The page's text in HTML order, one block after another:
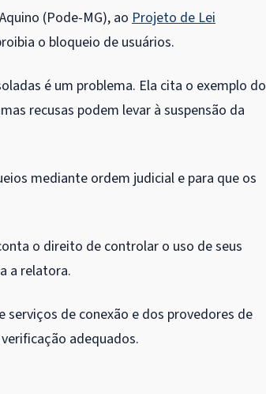
(Pode-MG), ao Projeto de Lei
o bloqueio de usuários.
é um problema. Ela cita o exemplo do
recusas podem levar à suspensão da
mediante ordem judicial e para que os
o direito de controlar o uso de seus
a relatora.
serviços de conexão e dos provedores de
adequados.